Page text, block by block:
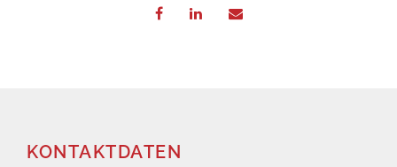
KONTAKTDATEN